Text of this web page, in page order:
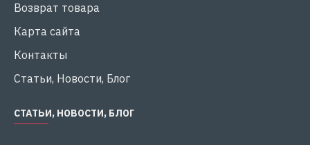
Возврат товара
Карта сайта
Контакты
Статьи, Новости, Блог
СТАТЬИ, НОВОСТИ, БЛОГ